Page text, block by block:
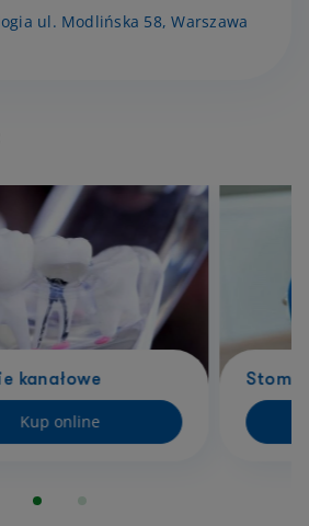
ul. Modlińska 58, Warszawa
kanałowe
Kup online